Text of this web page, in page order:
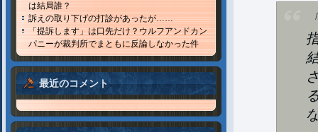
は結局誰？
訴えの取り下げの打診があったが……
「提訴します」は口先だけ？ウルフアンドカン
パニーが裁判所でまともに反論しなかった件
最近のコメント